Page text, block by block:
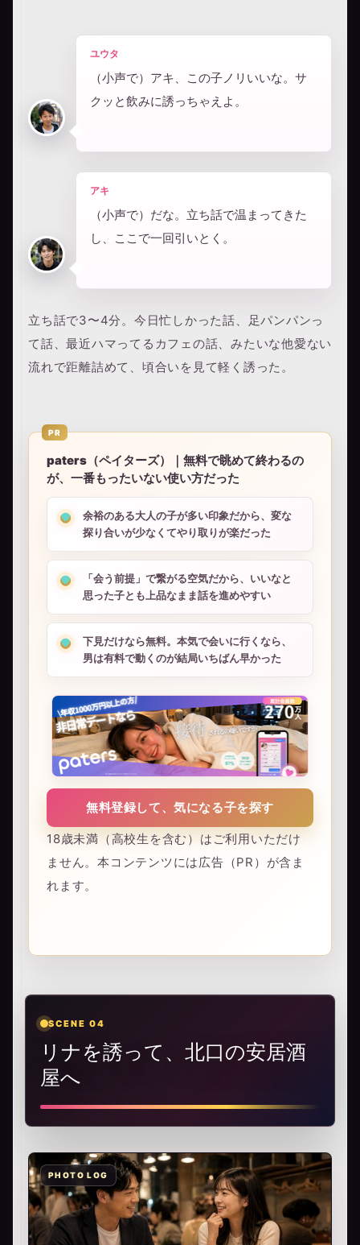
ユウタ
（小声で）アキ、この子ノリいいな。サ
クッと飲みに誘っちゃえよ。
アキ
（小声で）だな。立ち話で温まってきた
し、ここで一回引いとく。
立ち話で3〜4分。今日忙しかった話、足パンパンっ
て話、最近ハマってるカフェの話、みたいな他愛ない
流れで距離詰めて、頃合いを見て軽く誘った。
PR
paters（ペイターズ）｜無料で眺めて終わるの
が、一番もったいない使い方だった
余裕のある大人の子が多い印象だから、変な
探り合いが少なくてやり取りが楽だった
「会う前提」で繋がる空気だから、いいなと
思った子とも上品なまま話を進めやすい
下見だけなら無料。本気で会いに行くなら、
男は有料で動くのが結局いちばん早かった
無料登録して、気になる子を探す
18歳未満（高校生を含む）はご利用いただけ
ません。本コンテンツには広告（PR）が含ま
れます。
SCENE 04
リナを誘って、北口の安居酒
屋へ